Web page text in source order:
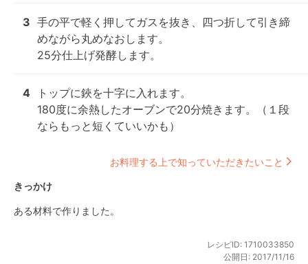
3 手の平で軽く押してガスを抜き、四つ折して引き締
めながら丸めなおします。
25分仕上げ発酵します。
4
トップに鋏を十字に入れます。
180度に余熱したオーブンで20分焼きます。（１段
ならもっと短くていいかも）
お料理する上で知っていただきたいこと
きっかけ
ある材料で作りました。
レシピID: 1710033850
公開日: 2017/11/16